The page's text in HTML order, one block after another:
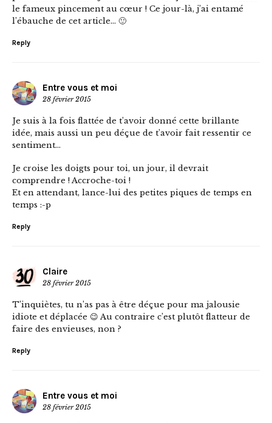
le fameux pincement au cœur ! Ce jour-là, j’ai entamé
l’ébauche de cet article… 🙂
Reply
Entre vous et moi
28 février 2015
Je suis à la fois flattée de t’avoir donné cette brillante
idée, mais aussi un peu déçue de t’avoir fait ressentir ce
sentiment…
Je croise les doigts pour toi, un jour, il devrait
comprendre ! Accroche-toi !
Et en attendant, lance-lui des petites piques de temps en
temps :-p
Reply
Claire
28 février 2015
T’inquiètes, tu n’as pas à être déçue pour ma jalousie
idiote et déplacée 😉 Au contraire c’est plutôt flatteur de
faire des envieuses, non ?
Reply
Entre vous et moi
28 février 2015